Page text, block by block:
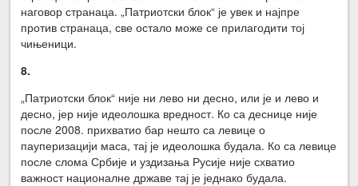
наговор странаца. „Патриотски блок“ је увек и најпре
против странаца, све остало може се прилагодити тој
чињеници.
8.
„Патриотски блок“ није ни лево ни десно, или је и лево и
десно, јер није идеолошка вредност. Ко са деснице није
после 2008. прихватио бар нешто са левице о
пауперизацији маса, тај је идеолошка будала. Ко са левице
после слома Србије и уздизања Русије није схватио
важност националне државе тај је једнако будала.